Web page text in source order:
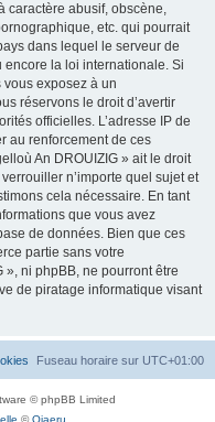
caractère abusif, obscène,
etc. qui pourrait
dans lequel le serveur de
encore la loi internationale. Si
exposez à un
réservons le droit d’avertir
officielles. L’adresse IP de
au renforcement de ces
An DROUIZIG » ait le droit
n’importe quel sujet et
cela nécessaire. En tant
que vous avez
de données. Bien que ces
partie sans votre
», ni phpBB, ne pourront être
de piratage informatique visant
Fuseau horaire sur UTC+01:00
© phpBB Limited
©Qiaeru